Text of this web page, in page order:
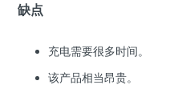
缺点
充电需要很多时间。
该产品相当昂贵。